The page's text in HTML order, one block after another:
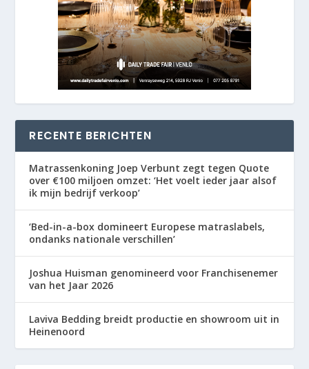
RECENTE BERICHTEN
Matrassenkoning Joep Verbunt zegt tegen Quote
over €100 miljoen omzet: ‘Het voelt ieder jaar alsof
ik mijn bedrijf verkoop’
‘Bed-in-a-box domineert Europese matraslabels,
ondanks nationale verschillen’
Joshua Huisman genomineerd voor Franchisenemer
van het Jaar 2026
Laviva Bedding breidt productie en showroom uit in
Heinenoord